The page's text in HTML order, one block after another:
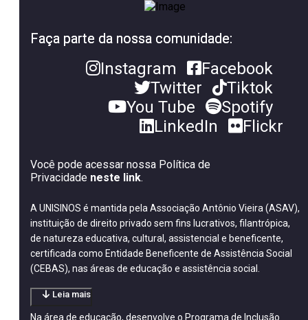
Faça parte da nossa comunidade:
Instagram
Facebook
Twitter
Tiktok
You Tube
Spotify
LinkedIn
Flickr
Você pode acessar nossa Política de
Privacidade neste link.
A UNISINOS é mantida pela Associação Antônio Vieira (ASAV),
instituição de direito privado sem fins lucrativos, filantrópica,
de natureza educativa, cultural, assistencial e beneficente,
certificada como Entidade Beneficente de Assistência Social
(CEBAS), nas áreas de educação e assistência social.
Leia mais
Na área de educação, desenvolve o Programa de Inclusão